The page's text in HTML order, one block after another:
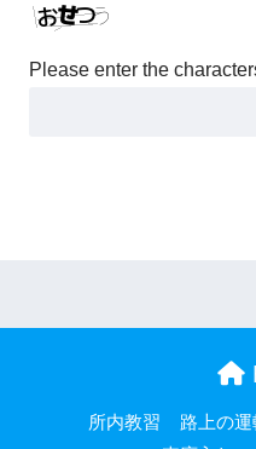
Please enter the
所内教習 路上の運